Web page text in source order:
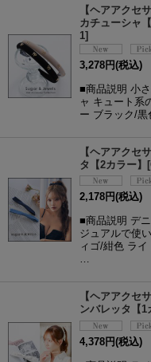
【ヘアアクセ
カチューシャ
1]
3,278円(税込)
■商品説明 小
ャ キュート系
ー ブラック/
【ヘアアクセ
タ【2カラー】
2,178 円(税込)
■商品説明 デ
ジュアルで使
ィゴ/紺色 ラ
…
【ヘアアクセ
ンバレッタ【1
4,378円(税込)